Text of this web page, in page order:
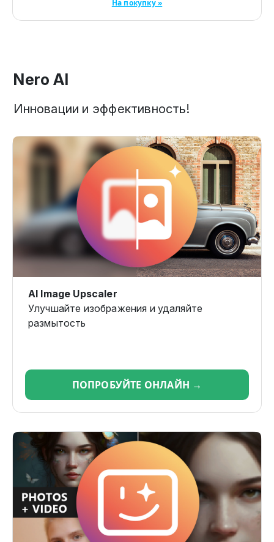
На покупку »
Nero AI
Инновации и эффективность!
AI Image Upscaler
Улучшайте изображения и удаляйте
размытость
ПОПРОБУЙТЕ ОНЛАЙН →